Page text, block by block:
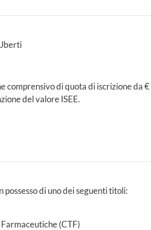
comprensivo di quota di iscrizione da
del valore ISEE.
possesso di uno dei seguenti titoli:
(CTF)